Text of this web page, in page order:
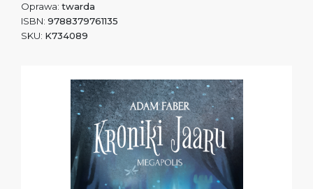
Oprawa: twarda
ISBN: 9788379761135
SKU: K734089